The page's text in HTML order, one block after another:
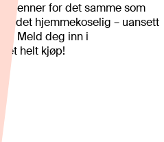
brenner for det samme som
det hjemmekoselig – uansett
Meld deg inn i
et helt kjøp!